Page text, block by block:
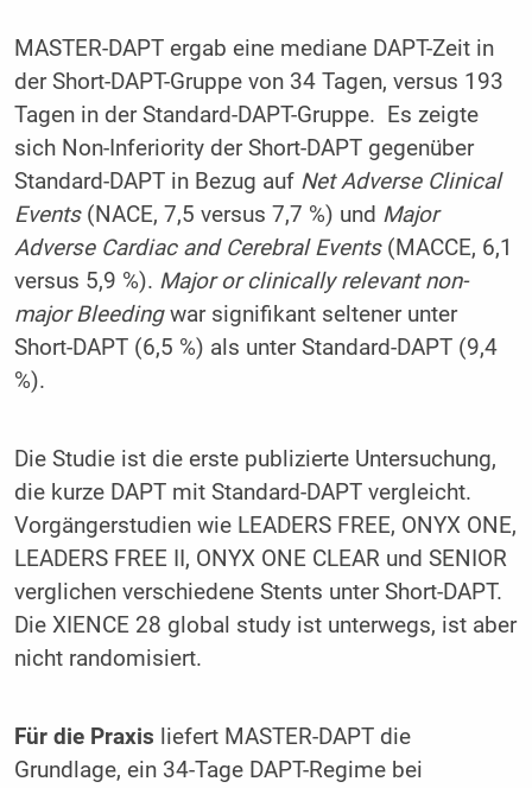
MASTER-DAPT ergab eine mediane DAPT-Zeit in
der Short-DAPT-Gruppe von 34 Tagen, versus 193
Tagen in der Standard-DAPT-Gruppe. Es zeigte
sich Non-Inferiority der Short-DAPT gegenüber
Standard-DAPT in Bezug auf Net Adverse Clinical
Events(NACE, 7,5 versus 7,7 %) und Major
Adverse Cardiac and Cerebral Events(MACCE, 6,1
versus 5,9 %). Major or clinically relevant non-
major Bleedingwar signifikant seltener unter
Short-DAPT (6,5 %) als unter Standard-DAPT (9,4
%).
Die Studie ist die erste publizierte Untersuchung,
die kurze DAPT mit Standard-DAPT vergleicht.
Vorgängerstudien wie LEADERS FREE, ONYX ONE,
LEADERS FREE II, ONYX ONE CLEAR und SENIOR
verglichen verschiedene Stents unter Short-DAPT.
Die XIENCE 28 global study ist unterwegs, ist aber
nicht randomisiert.
Für die Praxis liefert MASTER-DAPT die
Grundlage, ein 34-Tage DAPT-Regime bei